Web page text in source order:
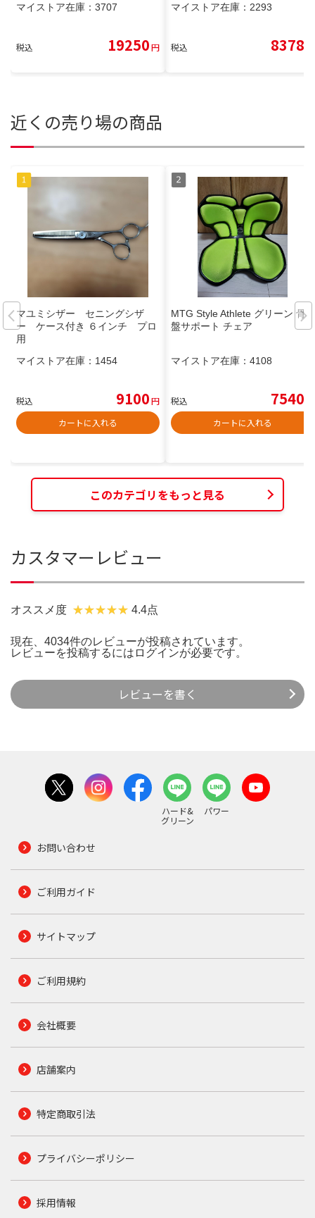
マイストア在庫： 3707
税込 19250円
マイストア在庫： 2293
税込 8378
近くの売り場の商品
マユミシザー セニングシザ
ー ケース付き ６インチ プロ
用
マイストア在庫： 1454
税込 9100円
カートに入れる
MTG Style Athlete グリーン 骨
盤サポート チェア
マイストア在庫： 4108
税込 7540
カートに入れる
このカテゴリをもっと見る
カスタマーレビュー
オススメ度 4.4点
現在、4034件のレビューが投稿されています。
レビューを投稿するには ログインが必要です。
レビューを書く
ハード&
グリーン
パワー
お問い合わせ
ご利用ガイド
サイトマップ
ご利用規約
会社概要
店舗案内
特定商取引法
プライバシーポリシー
採用情報